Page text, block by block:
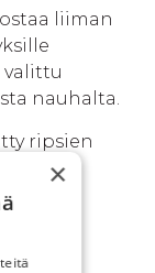
liiman
valittu
nauhalta.
ripsien
ja
×